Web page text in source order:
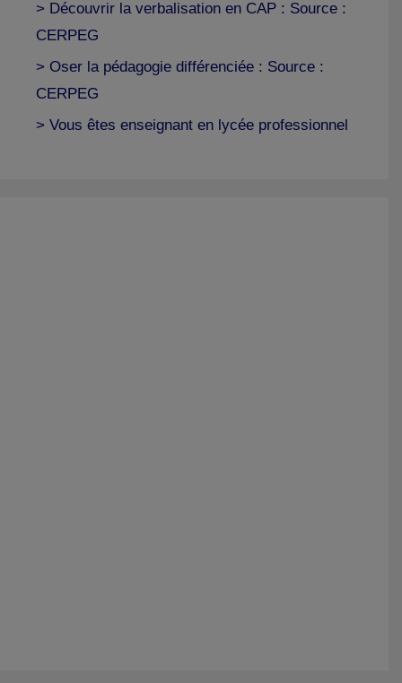
> Découvrir la verbalisation en CAP : Source :
CERPEG
> Oser la pédagogie différenciée : Source :
CERPEG
> Vous êtes enseignant en lycée professionnel